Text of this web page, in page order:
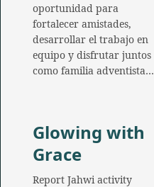
oportunidad para
fortalecer amistades,
desarrollar el trabajo en
equipo y disfrutar juntos
como familia adventista…
Glowing with
Grace
Report Jahwi activity